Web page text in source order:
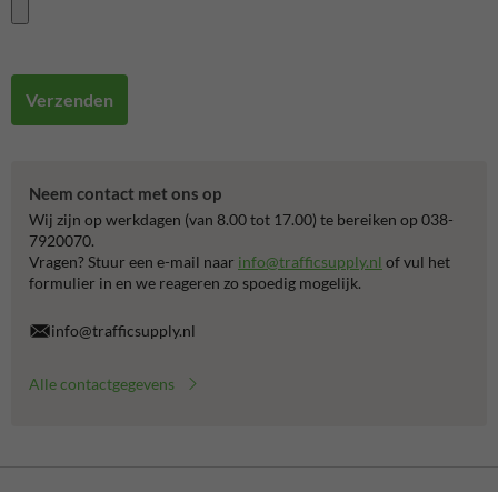
Verzenden
Neem contact met ons op
Wij zijn op werkdagen (van 8.00 tot 17.00) te bereiken op 038-
7920070.
Vragen? Stuur een e-mail naar info@trafficsupply.nl of vul het
formulier in en we reageren zo spoedig mogelijk.
info@trafficsupply.nl
Alle contactgegevens